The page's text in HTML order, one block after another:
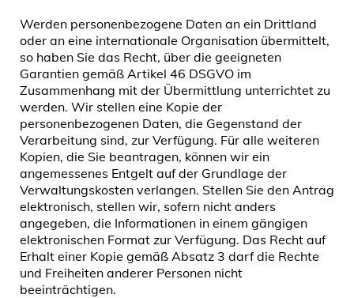
Werden personenbezogene Daten an ein Drittland
oder an eine internationale Organisation übermittelt,
so haben Sie das Recht, über die geeigneten
Garantien gemäß Artikel 46 DSGVO im
Zusammenhang mit der Übermittlung unterrichtet zu
werden. Wir stellen eine Kopie der
personenbezogenen Daten, die Gegenstand der
Verarbeitung sind, zur Verfügung. Für alle weiteren
Kopien, die Sie beantragen, können wir ein
angemessenes Entgelt auf der Grundlage der
Verwaltungskosten verlangen. Stellen Sie den Antrag
elektronisch, stellen wir, sofern nicht anders
angegeben, die Informationen in einem gängigen
elektronischen Format zur Verfügung. Das Recht auf
Erhalt einer Kopie gemäß Absatz 3 darf die Rechte
und Freiheiten anderer Personen nicht
beeinträchtigen.